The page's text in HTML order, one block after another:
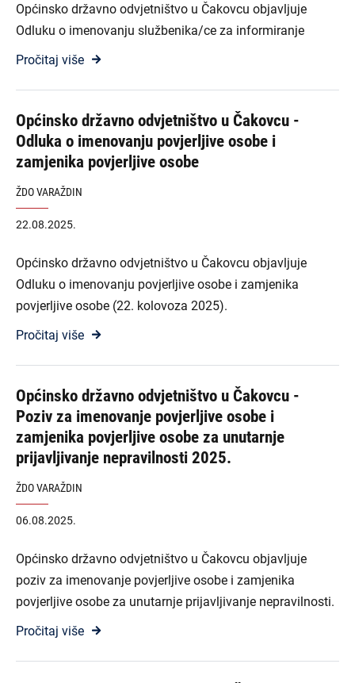
Općinsko državno odvjetništvo u Čakovcu objavljuje
Odluku o imenovanju službenika/ce za informiranje
Pročitaj više
Općinsko državno odvjetništvo u Čakovcu -
Odluka o imenovanju povjerljive osobe i
zamjenika povjerljive osobe
ŽDO VARAŽDIN
22.08.2025.
Općinsko državno odvjetništvo u Čakovcu objavljuje
Odluku o imenovanju povjerljive osobe i zamjenika
povjerljive osobe (22. kolovoza 2025).
Pročitaj više
Općinsko državno odvjetništvo u Čakovcu -
Poziv za imenovanje povjerljive osobe i
zamjenika povjerljive osobe za unutarnje
prijavljivanje nepravilnosti 2025.
ŽDO VARAŽDIN
06.08.2025.
Općinsko državno odvjetništvo u Čakovcu objavljuje
poziv za imenovanje povjerljive osobe i zamjenika
povjerljive osobe za unutarnje prijavljivanje nepravilnosti.
Pročitaj više